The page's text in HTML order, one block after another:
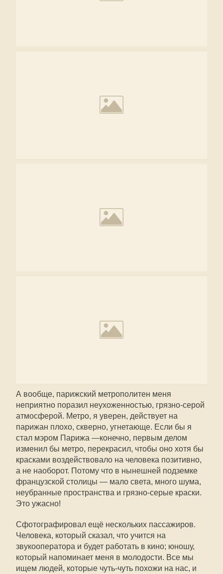
А вообще, парижский метрополитен меня
неприятно поразил неухоженностью, грязно-серой
атмосферой. Метро, я уверен, действует на
парижан плохо, скверно, угнетающе. Если бы я
стал мэром Парижа —конечно, первым делом
изменил бы метро, перекрасил, чтобы оно хотя бы
красками воздействовало на человека позитивно,
а не наоборот. Потому что в нынешней подземке
французской столицы — мало света, много шума,
неубранные пространства и грязно-серые краски.
Это ужасно!
Сфотографировал ещё нескольких пассажиров.
Человека, который сказал, что учится на
звукооператора и будет работать в кино; юношу,
который напоминает меня в молодости. Все мы
ищем людей, которые чуть-чуть похожи на нас, и